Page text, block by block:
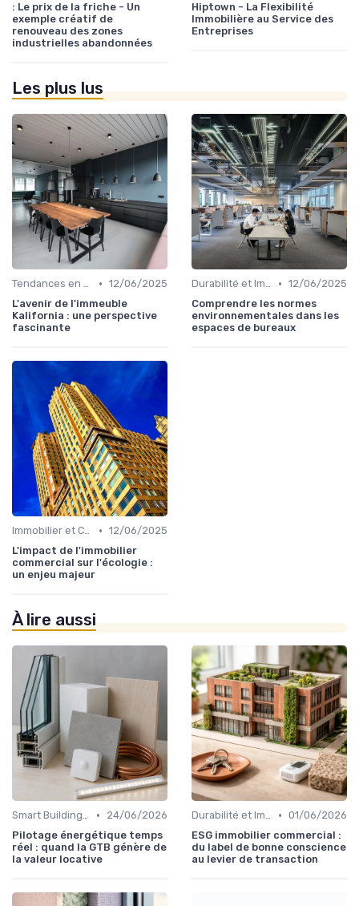
: Le prix de la friche - Un
exemple créatif de
renouveau des zones
industrielles abandonnées
Hiptown - La Flexibilité
Immobilière au Service des
Entreprises
Les plus lus
Tendances en Design et Architecture • 12/06/2025
L'avenir de l'immeuble
Kalifornia : une perspective
fascinante
Durabilité et Immobilier Éco-responsable • 12/06/2025
Comprendre les normes
environnementales dans les
espaces de bureaux
Immobilier et Changement Climatique • 12/06/2025
L'impact de l'immobilier
commercial sur l'écologie :
un enjeu majeur
À lire aussi
Smart Buildings et Efficacité Énergétique •
24/06/2026
Pilotage énergétique temps
réel : quand la GTB génère de
la valeur locative
Durabilité et Immobilier Éco-responsable • 01/06/2026
ESG immobilier commercial :
du label de bonne conscience
au levier de transaction